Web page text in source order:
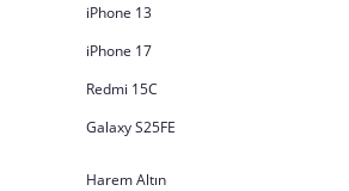
iPhone 13
iPhone 17
Redmi 15C
Galaxy S25FE
Harem Altın